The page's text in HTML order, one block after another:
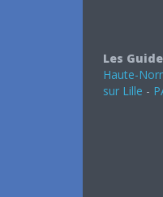
Les
Haute-
sur Lille -